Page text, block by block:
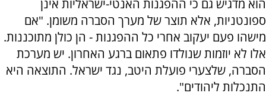
הוא מדגיש גם כי ההפגנות האנטי-ישראליות אינן
ספונטניות, אלא תוצר של מערך הסברה משומן. "אם
מישהו פעם יעקוב אחרי כל ההפגנות - הן כולן מתוכננות.
אלו לא יוזמות שנולדו פתאום ברגע האחרון. יש מערכת
הסברה, שלצערי פועלת היטב, נגד ישראל. התוצאה היא
התנכלות ליהודים".